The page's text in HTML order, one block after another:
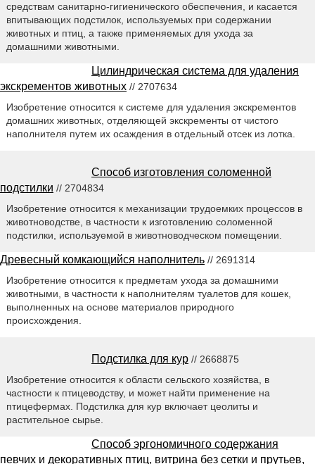
средствам санитарно-гигиенического обеспечения, и касается
впитывающих подстилок, используемых при содержании
животных и птиц, а также применяемых для ухода за
домашними животными.
Цилиндрическая система для удаления
экскрементов животных // 2707634
Изобретение относится к системе для удаления экскрементов
домашних животных, отделяющей экскременты от чистого
наполнителя путем их осаждения в отдельный отсек из лотка.
Способ изготовления соломенной
подстилки // 2704834
Изобретение относится к механизации трудоемких процессов в
животноводстве, в частности к изготовлению соломенной
подстилки, используемой в животноводческом помещении.
Древесный комкающийся наполнитель // 2691314
Изобретение относится к предметам ухода за домашними
животными, в частности к наполнителям туалетов для кошек,
выполненных на основе материалов природного
происхождения.
Подстилка для кур // 2668875
Изобретение относится к области сельского хозяйства, в
частности к птицеводству, и может найти применение на
птицефермах. Подстилка для кур включает цеолиты и
растительное сырье.
Способ эргономичного содержания
певчих и декоративных птиц, витрина без сетки и прутьев,